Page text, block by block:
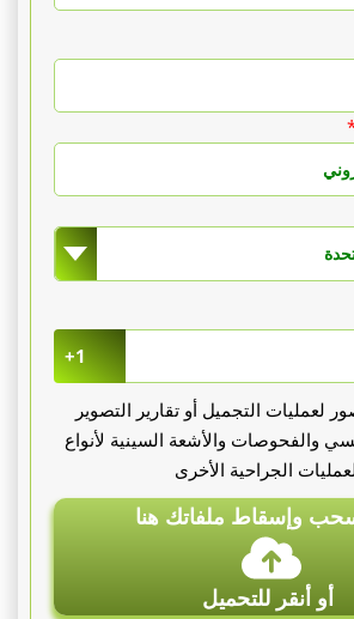
+1
لعمليات التجميل أو تقارير التصوير
والفحوصات والأشعة السينية لأنواع
الجراحية الأخرى
وإسقاط ملفاتك هنا
أو أنقر للتحميل